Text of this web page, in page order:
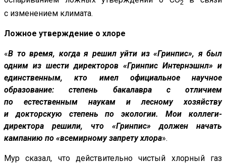
2
с изменением климата.
Ложное утверждение о хлоре
«В то время, когда я решил уйти из «Гринпис», я был
одним из шести директоров «Гринпис Интернэшнл» и
единственным, кто имел официальное научное
образование: степень бакалавра с отличием
по естественным наукам и лесному хозяйству
и докторскую степень по экологии. Мои коллеги-
директора решили, что «Гринпис» должен начать
кампанию по «всемирному запрету хлора».
Мур сказал, что действительно чистый хлорный газ